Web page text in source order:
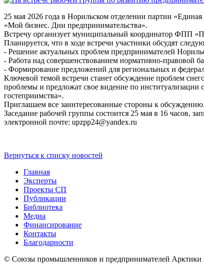
25 мая 2026 года в Норильском отделении партии
«Мой бизнес. Дни предпринимательства».
Встречу организует муниципальный координатор ФПП
Планируется, что в ходе встречи участники обсудят
- Решение актуальных проблем предпринимателей
- Работа над совершенствованием нормативно-правовой
- Формирование предложений для региональных и
Ключевой темой встречи станет обсуждение проблем
проблемы и предложат свое видение по институализации
гостеприимства».
Приглашаем все заинтересованные стороны к обсуждению.
Заседание рабочей группы состоится 25 мая в 16 часов,
электронной почте: upzpp24@yandex.ru
Вернуться к списку новостей
Главная
Эксперты
Проекты СП
Публикации
Библиотека
Медиа
Финансирование
Контакты
Благодарности
© Союзы промышленников и предпринимателей